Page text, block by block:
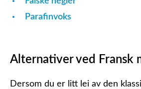
Parafinvoks
Alternativer ved Fransk
Dersom du er litt lei av den